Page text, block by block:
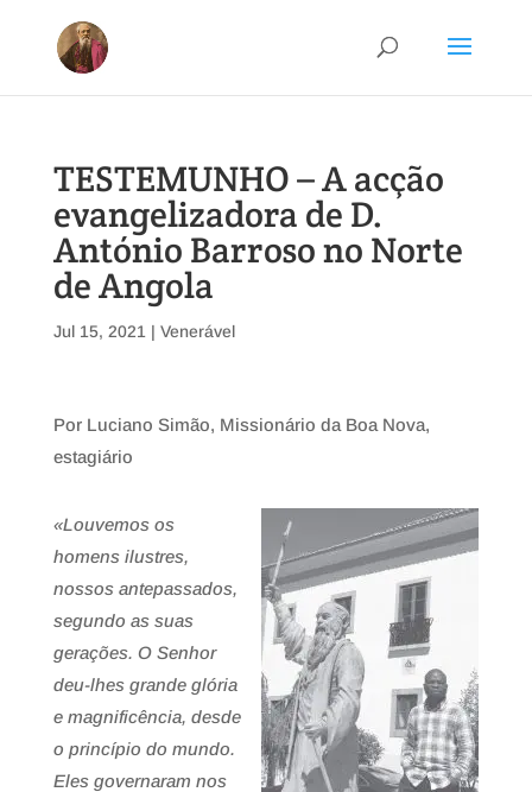
TESTEMUNHO – A acção
evangelizadora de D.
António Barroso no Norte
de Angola
Jul 15, 2021 | Venerável
Por Luciano Simão, Missionário da Boa Nova,
estagiário
«Louvemos os
homens ilustres,
nossos antepassados,
segundo as suas
gerações. O Senhor
deu-lhes grande glória
e magnificência, desde
o princípio do mundo.
Eles governaram nos